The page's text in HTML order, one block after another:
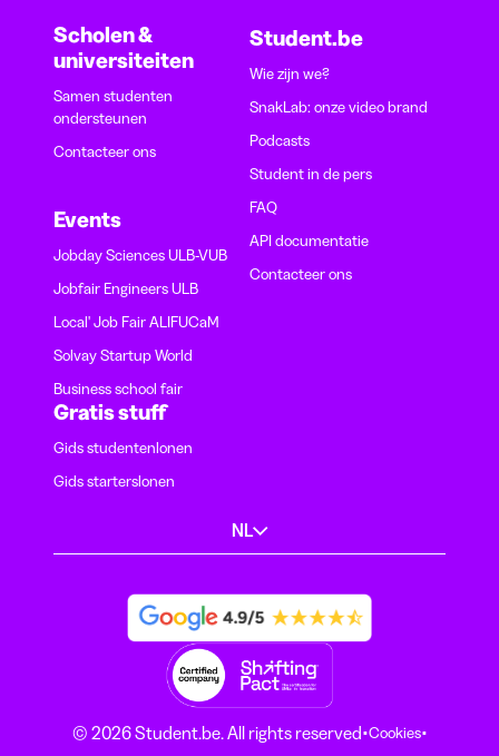
Scholen &
universiteiten
Samen studenten
ondersteunen
Contacteer ons
Events
Jobday Sciences ULB-VUB
Jobfair Engineers ULB
Local' Job Fair ALIFUCaM
Solvay Startup World
Business school fair
Student.be
Wie zijn we?
SnakLab: onze video brand
Podcasts
Student in de pers
FAQ
API documentatie
Contacteer ons
Gratis stuff
Gids studentenlonen
Gids starterslonen
NL
© 2026 Student.be. All rights reserved·Cookies·